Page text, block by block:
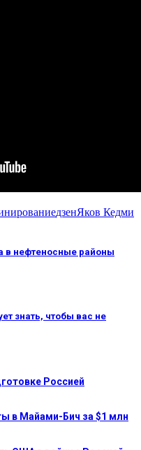
дзенЯков Кедми
в нефтеносные районы
знать, чтобы вас не
Россией
в Майами-Бич за $1 млн